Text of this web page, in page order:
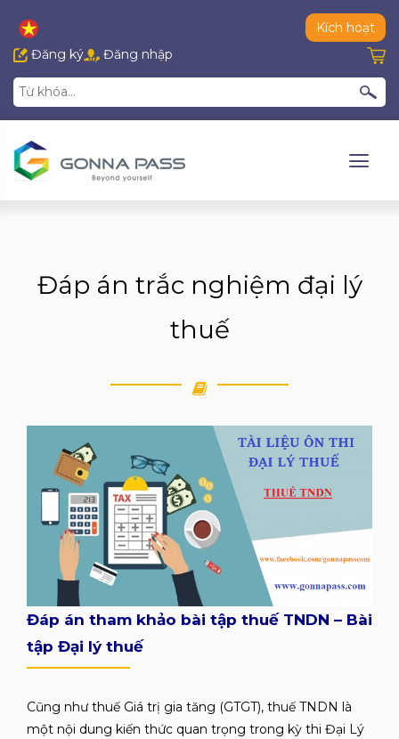
Kích hoạt
Đăng ký
Đăng nhập
Đáp án trắc nghiệm đại lý
thuế
Đáp án tham khảo bài tập thuế TNDN – Bài
tập Đại lý thuế
Cũng như thuế Giá trị gia tăng (GTGT), thuế TNDN là
một nội dung kiến thức quan trọng trong kỳ thi Đại Lý